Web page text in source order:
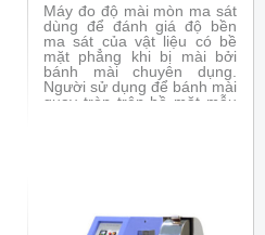
Máy đo độ mài mòn ma sát
dùng để đánh giá độ bền
ma sát của vật liệu có bề
mặt phẳng khi bị mài bởi
bánh mài chuyên dụng.
Người sử dụng để bánh mài
quay tròn trên bề mặt mẫu
D1044, ISO 4649, ISO 5470